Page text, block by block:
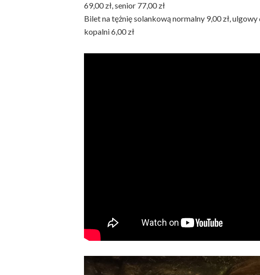
69,00 zł, senior 77,00 zł
Bilet na tężnię solankową normalny 9,00 zł,
kopalni 6,00 zł